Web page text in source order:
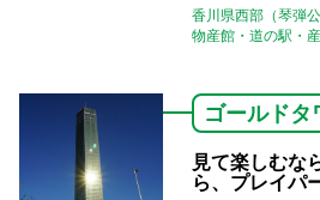
香川県西部（琴弾
物産館・道の駅・
ゴールドタ
見て楽しむな
ら、プレイパ